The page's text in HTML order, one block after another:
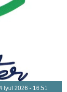
İyul 2026 - 16:51